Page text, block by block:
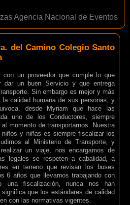
Agencia Nacional de Eventos
del Camino Colegio Santo
con un proveedor que cumple lo que
dar un buen Servicio y que entrega
Sin embargo es mejor y más
la calidad humana de sus personas, y
desde Myriam que hace las
uno de los Conductores, siempre
momento de transportarnos. Nuestra
niños y niñas es siempre fiscalizar los
al Ministerio de Transporte, y
un viaje, nos encargamos de
legales se respeten a cabalidad, a
en terreno que revisan los buses
6 años que llevamos trabajando con
una fiscalización, nunca nos han
que los estándares de calidad
con las normativas vigentes.